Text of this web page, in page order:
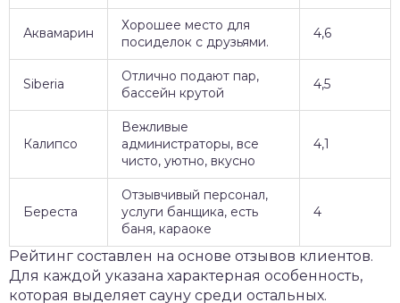
Аквамарин
Хорошее место для
посиделок с друзьями.
4,6
Siberia
Отлично подают пар,
бассейн крутой
4,5
Калипсо
Вежливые
администраторы, все
чисто, уютно, вкусно
4,1
Береста
Отзывчивый персонал,
услуги банщика, есть
баня, караоке
4
Рейтинг составлен на основе отзывов клиентов.
Для каждой указана характерная особенность,
которая выделяет сауну среди остальных.